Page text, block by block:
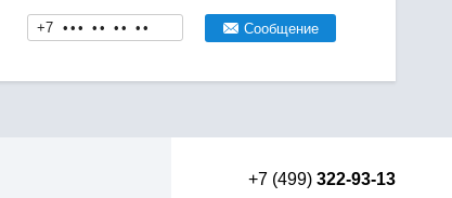
+7 • • • • • • • • • Сообщение
+7 (499) 322-93-13